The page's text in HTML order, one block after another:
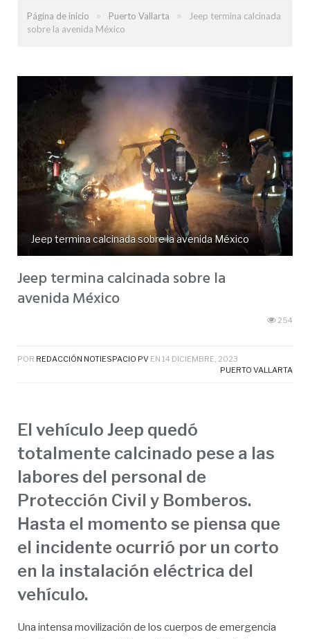
Página de inicio » Puerto Vallarta »
Jeep termina calcinada
sobre la avenida México
Jeep termina calcinada sobre la avenida México
Jeep termina calcinada sobre la
avenida México
254
POR REDACCIÓN NOTIESPACIO PV EN 14 DICIEMBRE, 2023
PUERTO VALLARTA
El vehículo Jeep quedó
totalmente calcinado pese a las
labores del personal de
Protección Civil y Bomberos.
Hasta el momento se piensa que
el incidente ocurrió por un corto
en la instalación eléctrica del
vehículo.
Una intensa movilización de los cuerpos de emergencia